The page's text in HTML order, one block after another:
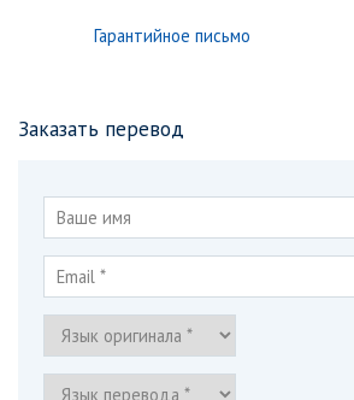
Гарантийное письмо
Заказать перевод